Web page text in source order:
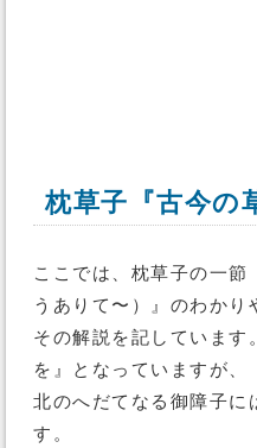
枕草子『古今の
ここでは、枕草子の一節
うありて〜）』のわかり
その解説を記しています
を』となっていますが、
北のへだてなる御障子に
す。